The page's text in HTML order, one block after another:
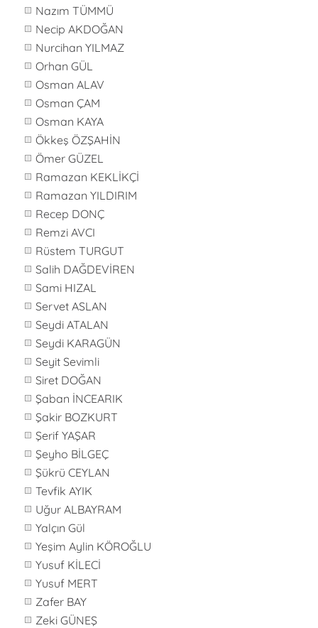
Nazım TÜMMÜ
Necip AKDOĞAN
Nurcihan YILMAZ
Orhan GÜL
Osman ALAV
Osman ÇAM
Osman KAYA
Ökkeş ÖZŞAHİN
Ömer GÜZEL
Ramazan KEKLİKÇİ
Ramazan YILDIRIM
Recep DONÇ
Remzi AVCI
Rüstem TURGUT
Salih DAĞDEVİREN
Sami HIZAL
Servet ASLAN
Seydi ATALAN
Seydi KARAGÜN
Seyit Sevimli
Siret DOĞAN
Şaban İNCEARIK
Şakir BOZKURT
Şerif YAŞAR
Şeyho BİLGEÇ
Şükrü CEYLAN
Tevfik AYIK
Uğur ALBAYRAM
Yalçın Gül
Yeşim Aylin KÖROĞLU
Yusuf KİLECİ
Yusuf MERT
Zafer BAY
Zeki GÜNEŞ